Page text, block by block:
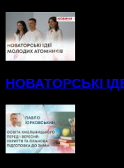
НОВАТОРСЬКІ